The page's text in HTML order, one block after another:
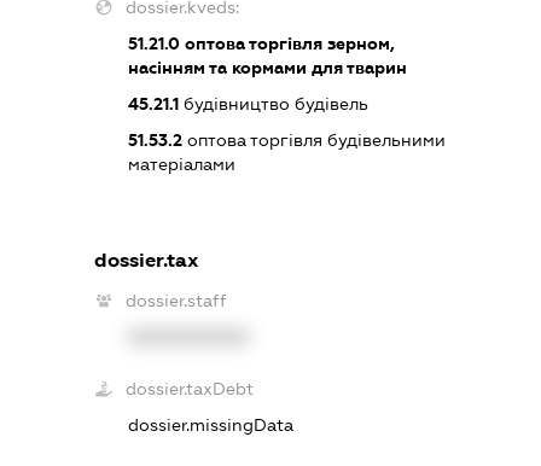
dossier.kveds:
51.21.0 оптова торгівля зерном,
насінням та кормами для тварин
45.21.1 будівництво будівель
51.53.2 оптова торгівля будівельними
матеріалами
dossier.tax
dossier.staff
dossier.taxDebt
dossier.missingData